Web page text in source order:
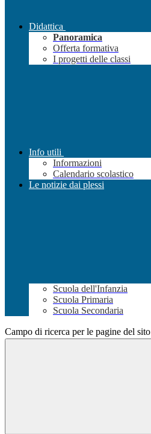
Didattica
Panoramica
Offerta formativa
I progetti delle classi
Info utili
Informazioni
Calendario scolastico
Le notizie dai plessi
Scuola dell'Infanzia
Scuola Primaria
Scuola Secondaria
Campo di ricerca per le pagine del sito